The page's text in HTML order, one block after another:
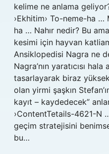
kelime ne anlama
›Ekhitim› To-neme-ha …
ha … Nahır nedir? Bu
kesimi için hayvan
Ansiklopedisi Nagra ne
Nagra’nın yaratıcısı
tasarlayarak biraz
olan yirmi şaşkın
kayıt – kaydedecek”
›ContentTetails-4621-N
geçim stratejisini
bu…